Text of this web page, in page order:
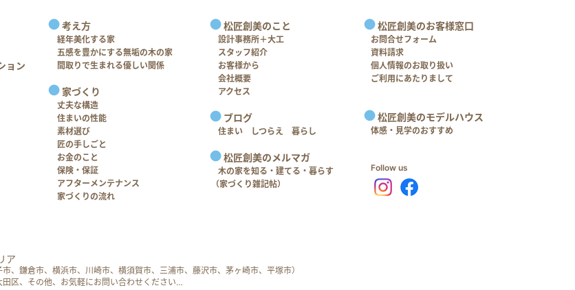
ョン
考え方
経年美化する家
五感を豊かにする無垢の木の家
間取りで生まれる優しい関係
家づくり
丈夫な構造
住まいの性能
素材選び
匠の手しごと
お金のこと
保険・保証
アフターメンテナンス
家づくりの流れ
松匠創美のこと
設計事務所＋大工
スタッフ紹介
お客様から
会社概要
アクセス
ブログ
住まい しつらえ 暮らし
松匠創美のメルマガ
木の家を知る・建てる・暮らす
（家づくり雑記帖）
松匠創美のお客様窓口
お問合せフォーム
資料請求
個人情報のお取り扱い
ご利用にあたりまして
松匠創美のモデルハウス
体感・見学のおすすめ
Follow us
ア
、鎌倉市、横浜市、川崎市、横須賀市、三浦市、藤沢市、茅ヶ崎市、平塚市）
区、その他、お気軽にお問い合わせください…